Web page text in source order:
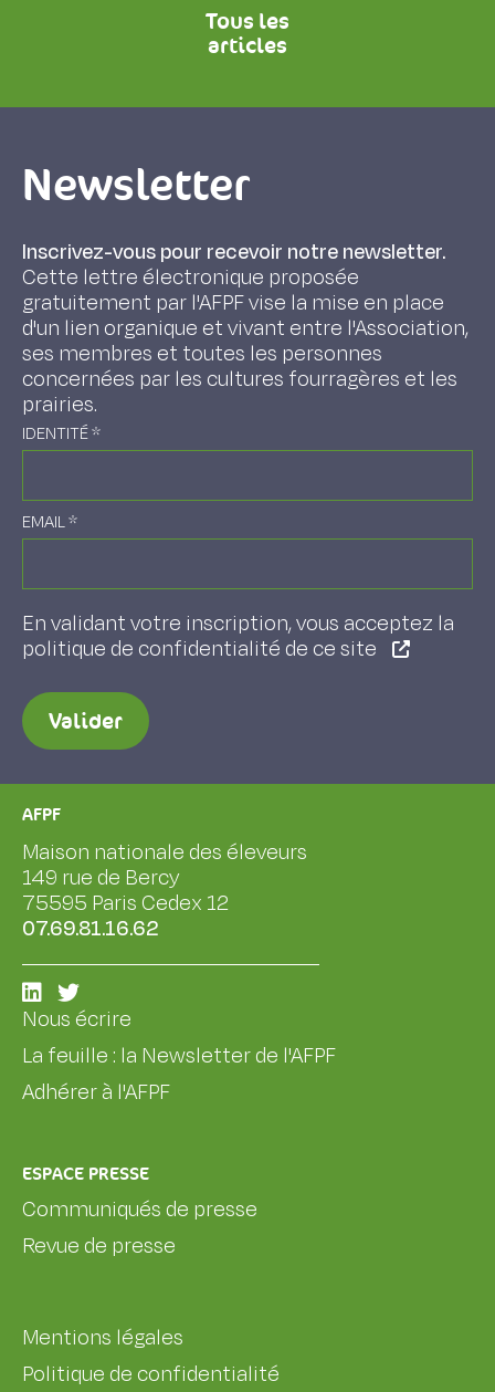
Tous les
articles
Newsletter
Inscrivez-vous pour recevoir notre newsletter.
Cette lettre électronique proposée
gratuitement par l'AFPF vise la mise en place
d'un lien organique et vivant entre l'Association,
ses membres et toutes les personnes
concernées par les cultures fourragères et les
prairies.
IDENTITÉ*
EMAIL*
En validant votre inscription, vous acceptez la
politique de confidentialité de ce site
Valider
AFPF
Maison nationale des éleveurs
149 rue de Bercy
75595 Paris Cedex 12
07.69.81.16.62
Nous écrire
La feuille : la Newsletter de l'AFPF
Adhérer à l'AFPF
ESPACE PRESSE
Communiqués de presse
Revue de presse
Mentions légales
Politique de confidentialité